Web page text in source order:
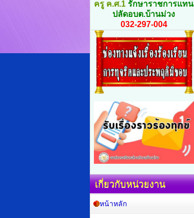
ครู ค.ศ.1 รักษาราชการแทน
ปลัดอบต.บ้านม่วง
032-297-004
เกี่ยวกับหน่วยงาน
หน้าหลัก